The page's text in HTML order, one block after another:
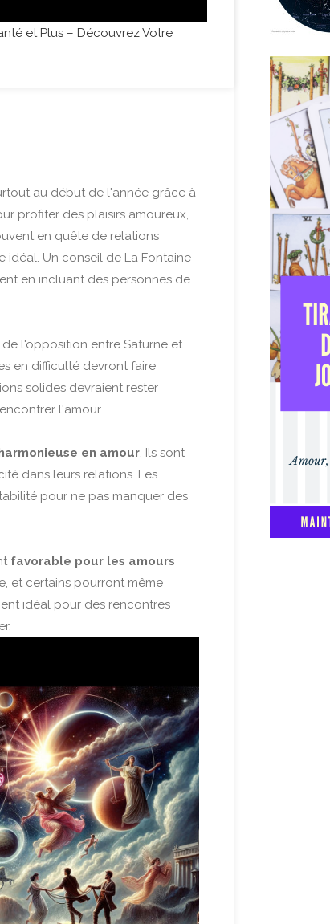
et Plus – Découvrez Votre
au début de l'année grâce à
profiter des plaisirs amoureux,
en quête de relations
idéal. Un conseil de La Fontaine
en incluant des personnes de
l'opposition entre Saturne et
en difficulté devront faire
solides devraient rester
l'amour.
harmonieuse en amour. Ils sont
dans leurs relations. Les
pour ne pas manquer des
favorable pour les amours
et certains pourront même
idéal pour des rencontres